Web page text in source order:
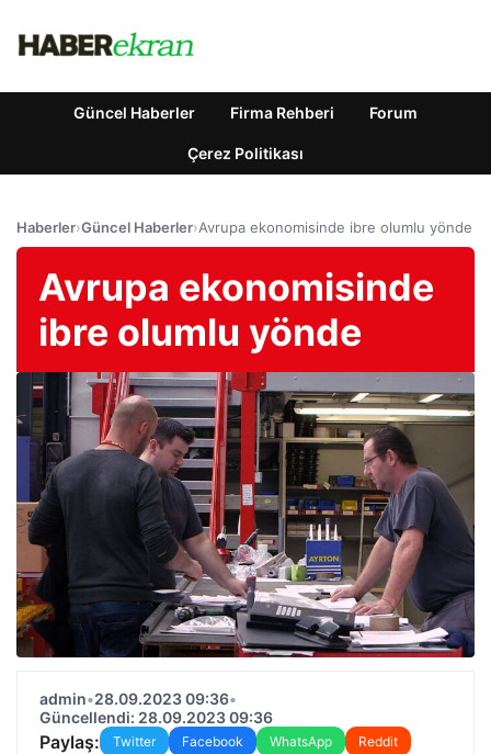
Güncel Haberler Firma Rehberi Forum
Çerez Politikası
Haberler›Güncel Haberler›Avrupa ekonomisinde ibre olumlu yönde
Avrupa ekonomisinde
ibre olumlu yönde
admin•28.09.2023 09:36•
Güncellendi: 28.09.2023 09:36
Paylaş: Twitter Facebook WhatsApp
Reddit